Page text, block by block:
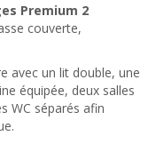
Premium 2
couverte,
avec un lit double, une
équipée, deux salles
WC séparés afin